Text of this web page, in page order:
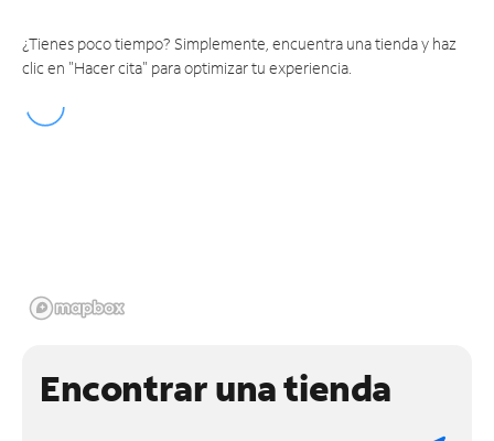
¿Tienes poco tiempo? Simplemente, encuentra una tienda y haz
clic en "Hacer cita" para optimizar tu experiencia.
Encontrar una tienda